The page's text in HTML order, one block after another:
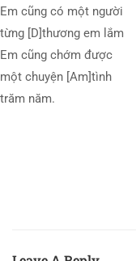
Em cũng có một người
từng [D]thương em lắm
Em cũng chớm được
một chuyện [Am]tình
trăm năm.